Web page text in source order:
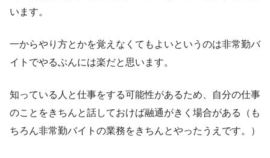
います。
一からやり方とかを覚えなくてもよいというのは非常勤バ
イトでやるぶんには楽だと思います。
知っている人と仕事をする可能性があるため、自分の仕事
のことをきちんと話しておけば融通がきく場合がある（も
ちろん非常勤バイトの業務をきちんとやったうえです。）